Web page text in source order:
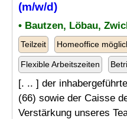
(m/w/d)
• Bautzen, Löbau,
Teilzeit Homeoffice
Flexible Arbeitszeiten
[. .. ] der
(66) sowie der Caisse
Verstärkung unseres